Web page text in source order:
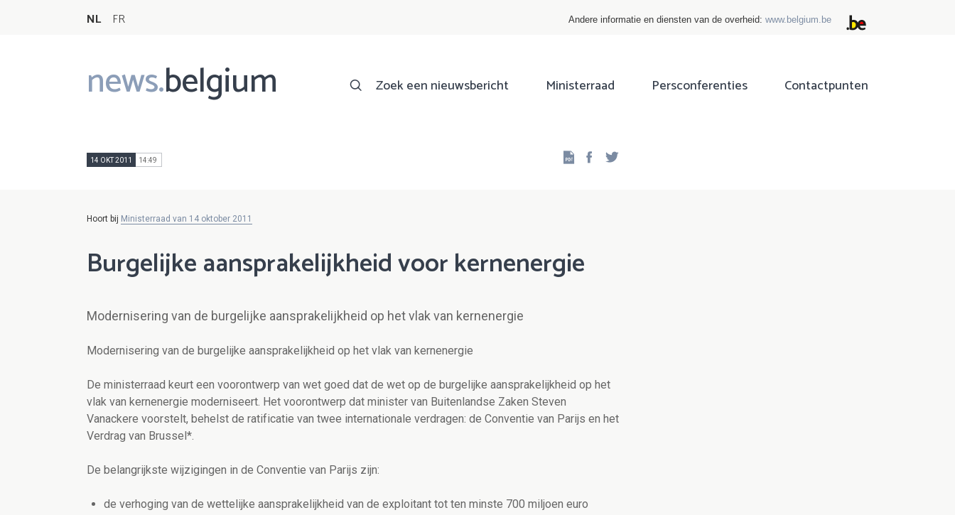
NL FR Andere informatie en diensten van de overheid: www.belgium.be
news.belgium
Main
navigation
Zoek een nieuwsbericht Ministerraad Persconferenties Contactpunten
14 OKT 2011 14:49 Facebook
Hoort bij Ministerraad van 14 oktober 2011
Burgelijke aansprakelijkheid voor kernenergie
Modernisering van de burgelijke aansprakelijkheid op het vlak van kernenergie
Modernisering van de burgelijke aansprakelijkheid op het vlak van kernenergie
De ministerraad keurt een voorontwerp van wet goed dat de wet op de burgelijke aansprakelijkheid op het
vlak van kernenergie moderniseert. Het voorontwerp dat minister van Buitenlandse Zaken Steven
Vanackere voorstelt, behelst de ratificatie van twee internationale verdragen: de Conventie van Parijs en het
Verdrag van Brussel*.
De belangrijkste wijzigingen in de Conventie van Parijs zijn:
de verhoging van de wettelijke aansprakelijkheid van de exploitant tot ten minste 700 miljoen euro